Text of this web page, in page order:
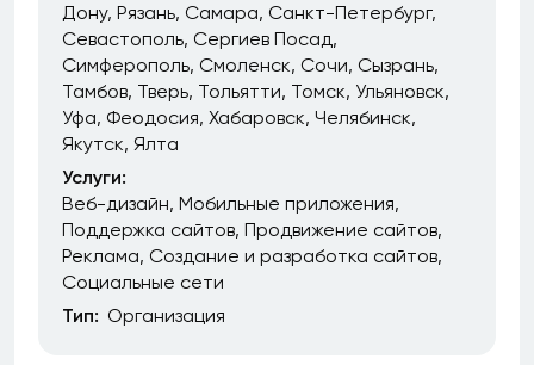
Дону Рязань Самара Санкт-Петербург
Севастополь Сергиев Посад
Симферополь Смоленск Сочи Сызрань
Тамбов Тверь Тольятти Томск Ульяновск
Уфа Феодосия Хабаровск Челябинск
Якутск Ялта
Услуги:
Веб-дизайн Мобильные приложения
Поддержка сайтов Продвижение сайтов
Реклама Создание и разработка сайтов
Социальные сети
Тип: Организация